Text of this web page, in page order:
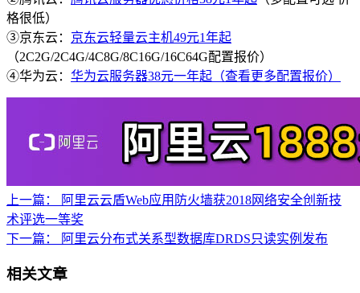
格很低）
③京东云： 京东云轻量云主机49元1年起
（2C2G/2C4G/4C8G/8C16G/16C64G配置报价）
④华为云： 华为云服务器38元一年起（查看更多配置报价）
上一篇：
阿里云云盾Web应用防火墙获2018网络安全创新技
术评选一等奖
下一篇：
阿里云分布式关系型数据库DRDS只读实例发布
相关文章